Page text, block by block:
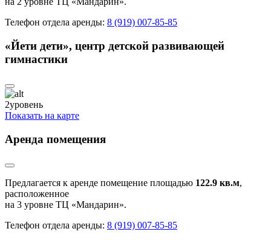
Телефон отдела аренды: 8 (919) 007-85-85
«Йети дети», центр детской развивающей
гимнастики
2уровень
Показать на карте
Аренда помещения
Предлагается к аренде помещение площадью 122.9 кв.м,
расположенное
на 3 уровне ТЦ «Мандарин».
Телефон отдела аренды: 8 (919) 007-85-85